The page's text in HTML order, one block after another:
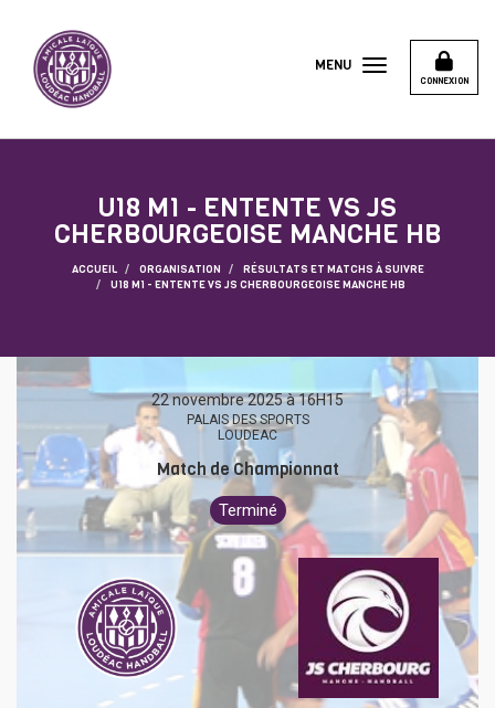
CONNEXION
MENU
U18 M1 - ENTENTE VS JS
CHERBOURGEOISE MANCHE HB
ACCUEIL ORGANISATION
RÉSULTATS ET MATCHS À SUIVRE
U18 M1 - ENTENTE VS JS CHERBOURGEOISE MANCHE HB
22 novembre 2025 à 16H15
PALAIS DES SPORTS
LOUDEAC
Match de Championnat
Terminé